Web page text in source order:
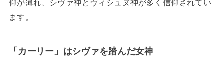
仰が薄れ、シヴァ神とヴィシュヌ神が多く信仰されてい
ます。
「カーリー」はシヴァを踏んだ女神